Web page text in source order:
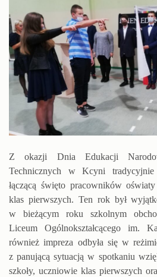
Z okazji Dnia Edukacji
Technicznych w Kcyni tradycyjnie
łączącą święto pracowników
klas pierwszych. Ten rok był
w bieżącym roku szkolnym
Liceum Ogólnokształcącego im.
również impreza odbyła się w
z panującą sytuacją w spotkaniu
szkoły, uczniowie klas pierwszych